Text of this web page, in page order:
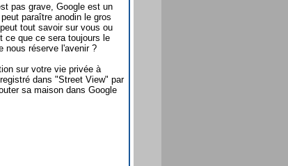
pas grave, Google est un
paraître anodin le gros
tout savoir sur vous ou
ce que ce sera toujours le
nous réserve l'avenir ?
sur votre vie privée à
dans "Street View" par
sa maison dans Google